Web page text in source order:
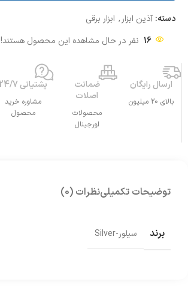
دسته: آذین ابزار , ابزار برقی
16 نفر در حال مشاهده این محصول هستند!
ارسال رایگان
بالای 20 میلیون
ضمانت
اصلات
محصولات
اورجینال
پشتیانی 24/7
مشاوره خرید
محصول
توضیحات تکمیلینظرات (0)
برند سیلور-Silver